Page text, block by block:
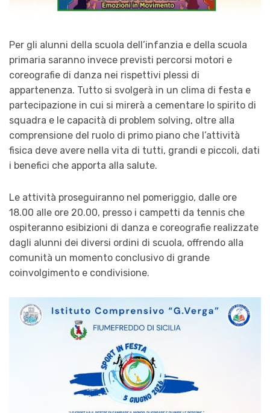
Per gli alunni della scuola dell’infanzia e della scuola
primaria saranno invece previsti percorsi motori e
coreografie di danza nei rispettivi plessi di
appartenenza. Tutto si svolgerà in un clima di festa e
partecipazione in cui si mirerà a cementare lo spirito di
squadra e le capacità di problem solving, oltre alla
comprensione del ruolo di primo piano che l’attività
fisica deve avere nella vita di tutti, grandi e piccoli, dati
i benefici che apporta alla salute.
Le attività proseguiranno nel pomeriggio, dalle ore
18.00 alle ore 20.00, presso i campetti da tennis che
ospiteranno esibizioni di danza e coreografie realizzate
dagli alunni dei diversi ordini di scuola, offrendo alla
comunità un momento conclusivo di grande
coinvolgimento e condivisione.